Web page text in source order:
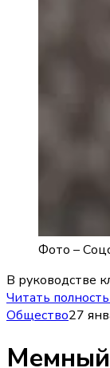
Фото –
В руководстве
Читать
Общество27
Мемный